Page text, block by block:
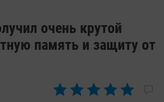
очень крутой
память и защиту от